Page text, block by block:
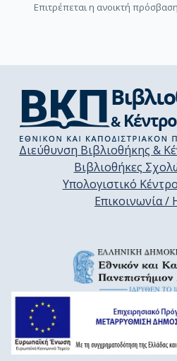
Επιτρέπεται η ανοικτή πρόσβαση
Διεύθυνση Βιβλιοθήκης &
Βιβλιοθήκες
Υπολογιστικό
Επικοινωνία /